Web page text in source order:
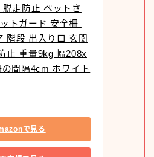
走防止 ペットさ
トガード 安全柵
階段 出入り口 玄関
止 重量9kg 幅208x
間隔4cm ホワイト
で見る